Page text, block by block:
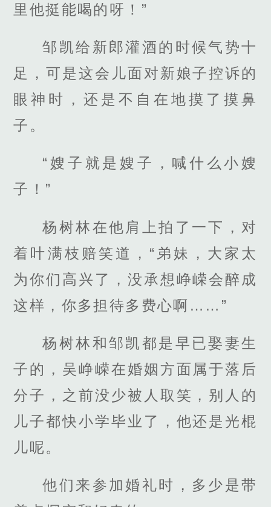
里他挺能喝的呀！”
邹凯给新郎灌酒的时候气势十
足，可是这会儿面对新娘子控诉的
眼神时，还是不自在地摸了摸鼻
子。
“嫂子就是嫂子，喊什么小嫂
子！”
杨树林在他肩上拍了一下，对
着叶满枝赔笑道，“弟妹，大家太
为你们高兴了，没承想峥嵘会醉成
这样，你多担待多费心啊……”
杨树林和邹凯都是早已娶妻生
子的，吴峥嵘在婚姻方面属于落后
分子，之前没少被人取笑，别人的
儿子都快小学毕业了，他还是光棍
儿呢。
他们来参加婚礼时，多少是带